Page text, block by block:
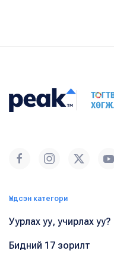
Үндсэн категори
Уурлах уу, учирлах уу?
Бидний 17 зорилт